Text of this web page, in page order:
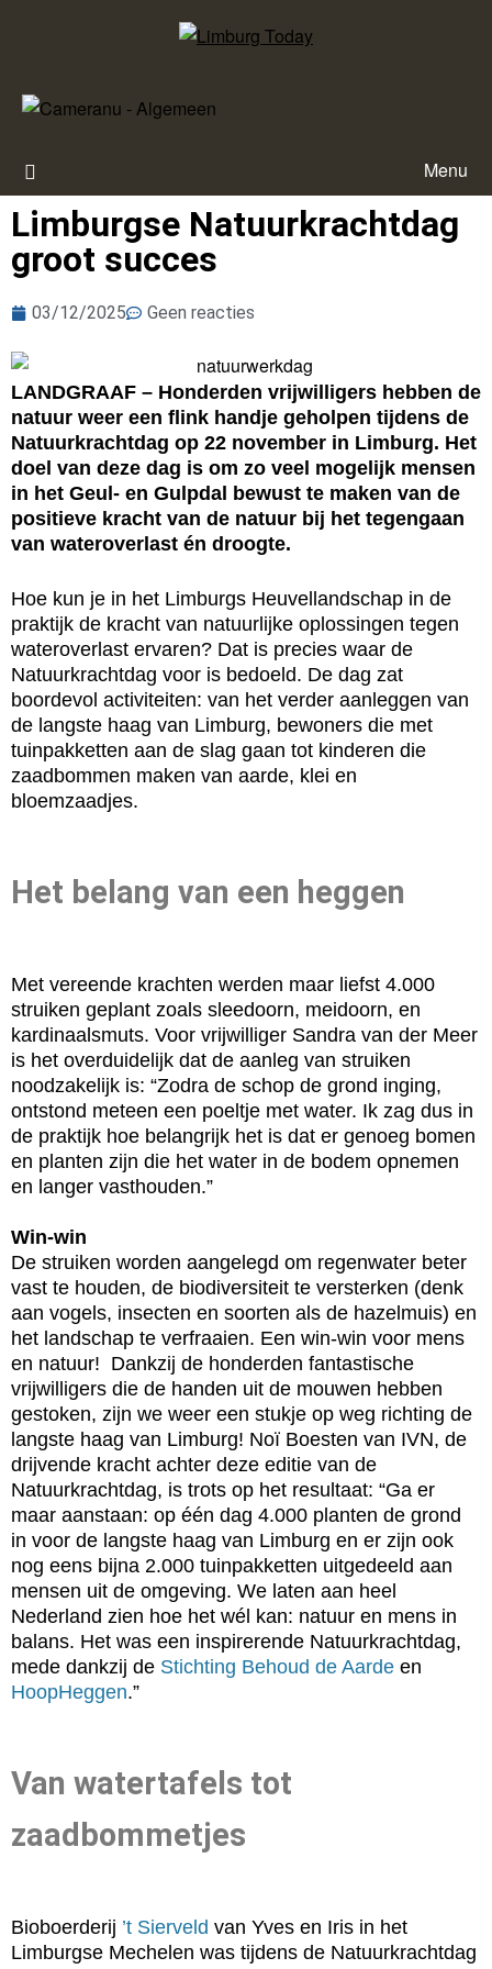
Menu
Limburgse Natuurkrachtdag
groot succes
03/12/2025 Geen reacties
LANDGRAAF – Honderden vrijwilligers hebben de
natuur weer een flink handje geholpen tijdens de
Natuurkrachtdag op 22 november in Limburg. Het
doel van deze dag is om zo veel mogelijk mensen
in het Geul- en Gulpdal bewust te maken van de
positieve kracht van de natuur bij het tegengaan
van wateroverlast én droogte.
Hoe kun je in het Limburgs Heuvellandschap in de
praktijk de kracht van natuurlijke oplossingen tegen
wateroverlast ervaren? Dat is precies waar de
Natuurkrachtdag voor is bedoeld. De dag zat
boordevol activiteiten: van het verder aanleggen van
de langste haag van Limburg, bewoners die met
tuinpakketten aan de slag gaan tot kinderen die
zaadbommen maken van aarde, klei en
bloemzaadjes.
Het belang van een heggen
Met vereende krachten werden maar liefst 4.000
struiken geplant zoals sleedoorn, meidoorn, en
kardinaalsmuts. Voor vrijwilliger Sandra van der Meer
is het overduidelijk dat de aanleg van struiken
noodzakelijk is: “Zodra de schop de grond inging,
ontstond meteen een poeltje met water. Ik zag dus in
de praktijk hoe belangrijk het is dat er genoeg bomen
en planten zijn die het water in de bodem opnemen
en langer vasthouden.”
Win-win
De struiken worden aangelegd om regenwater beter
vast te houden, de biodiversiteit te versterken (denk
aan vogels, insecten en soorten als de hazelmuis) en
het landschap te verfraaien. Een win-win voor mens
en natuur! Dankzij de honderden fantastische
vrijwilligers die de handen uit de mouwen hebben
gestoken, zijn we weer een stukje op weg richting de
langste haag van Limburg! Noï Boesten van IVN, de
drijvende kracht achter deze editie van de
Natuurkrachtdag, is trots op het resultaat: “Ga er
maar aanstaan: op één dag 4.000 planten de grond
in voor de langste haag van Limburg en er zijn ook
nog eens bijna 2.000 tuinpakketten uitgedeeld aan
mensen uit de omgeving. We laten aan heel
Nederland zien hoe het wél kan: natuur en mens in
balans. Het was een inspirerende Natuurkrachtdag,
mede dankzij de Stichting Behoud de Aarde en
HoopHeggen.”
Van watertafels tot
zaadbommetjes
Bioboerderij ’t Sierveld van Yves en Iris in het
Limburgse Mechelen was tijdens de Natuurkrachtdag